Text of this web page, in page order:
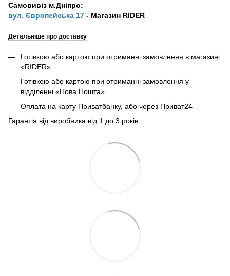
Самовивіз м.Дніпро:
вул. Європейська 17 - Магазин RIDER
Детальніше про доставку
Готівкою або картою при отриманні замовлення в магазині
«RIDER»
Готівкою або картою при отриманні замовлення у
відділенні «Нова Пошта»
Оплата на карту Приватбанку, або через Приват24
Гарантія від виробника від 1 до 3 років